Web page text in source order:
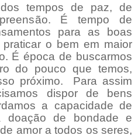
tempos de paz, de
É tempo de
para as boas
o bem em maior
É época de buscarmos
do pouco que temos,
próximo. Para assim
dispor de bens
a capacidade de
doação de bondade e
amor a todos os seres,